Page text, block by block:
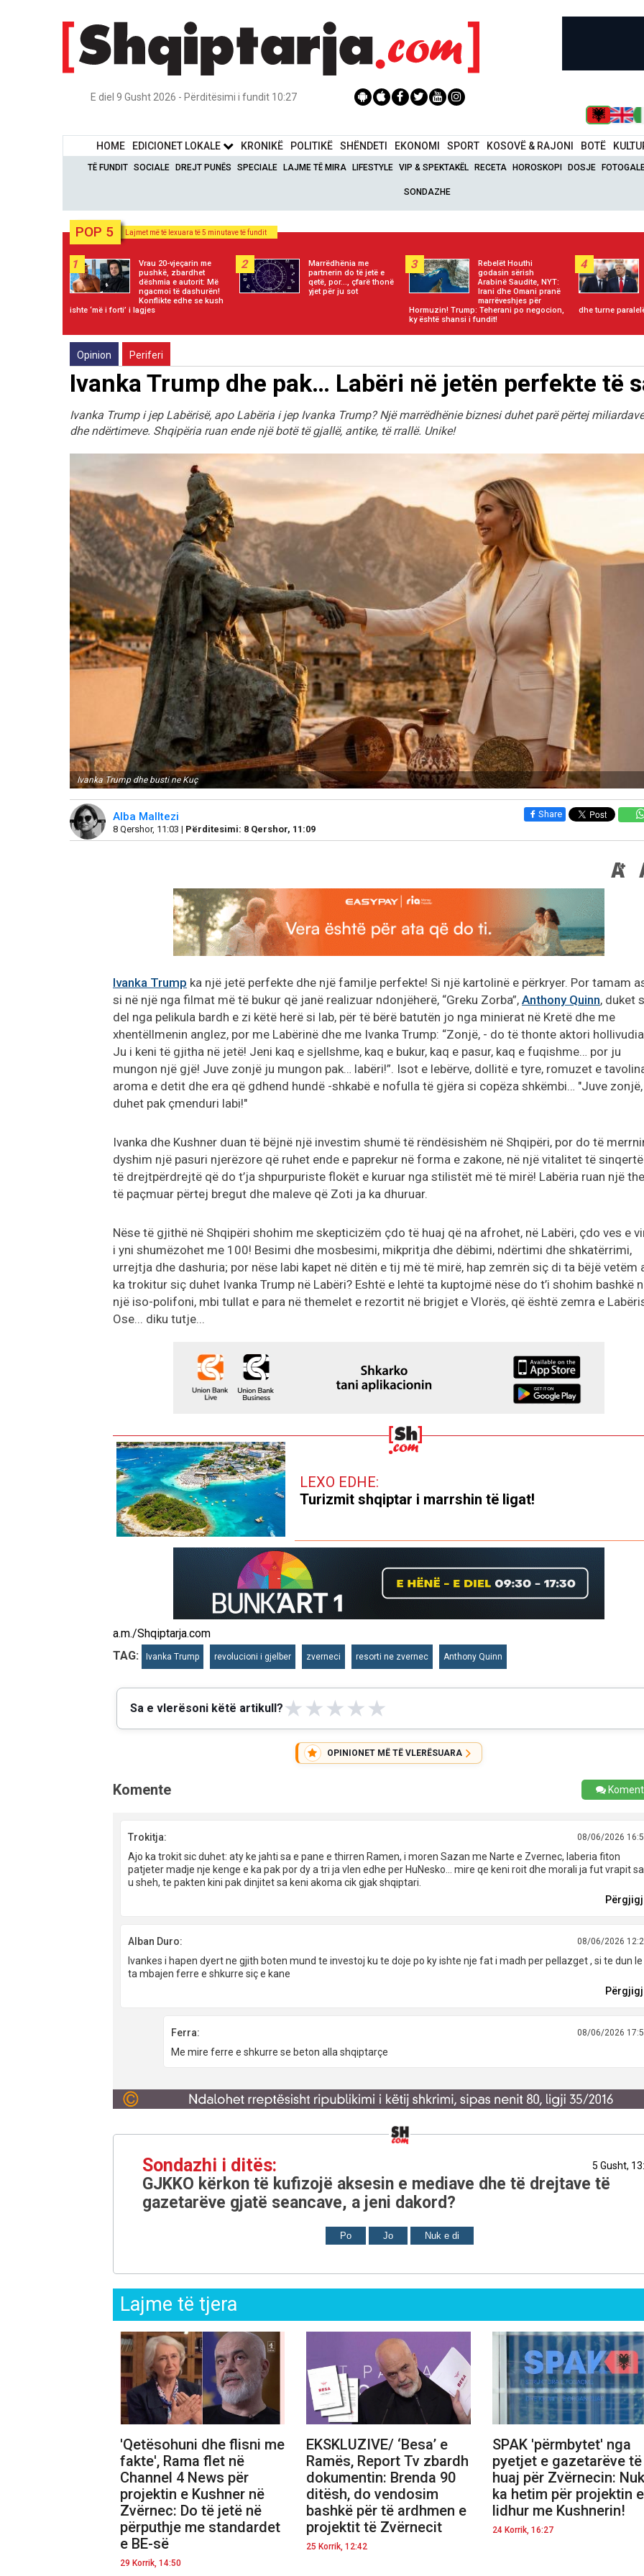
E diel 9 Gusht 2026 - Përditësimi i fundit 10:27
HOME EDICIONET LOKALE KRONIKË POLITIKË SHËNDETI EKONOMI SPORT KOSOVË & RAJONI BOTË
TË FUNDIT SOCIALE DREJT PUNËS SPECIALE LAJME TË MIRA LIFESTYLE VIP & SPEKTAKËL RECETA HOROSKOPI DOSJE
SONDAZHE
POP 5 Lajmet më të lexuara të 5 minutave të fundit
1
Vrau 20-vjeçarin me
pushkë, zbardhet
dëshmia e autorit: Më
ngacmoi të dashurën!
Konflikte edhe se kush
ishte ‘më i forti’ i lagjes
2
Marrëdhënia me
partnerin do të jetë e
qetë, por..., çfarë thonë
yjet për ju sot
3
Rebelët Houthi
godasin sërish
Arabinë Saudite, NYT:
Irani dhe Omani pranë
marrëveshjes për
Hormuzin! Trump: Teherani po negocion,
ky është shansi i fundit!
4
dhe turne
Opinion Periferi
Ivanka Trump dhe pak… Labëri në jetën perfekte të
Ivanka Trump i jep Labërisë, apo Labëria i jep Ivanka Trump? Një marrëdhënie biznesi duhet parë përtej miliardave
dhe ndërtimeve. Shqipëria ruan ende një botë të gjallë, antike, të rrallë. Unike!
Ivanka Trump dhe busti ne Kuç
Alba Malltezi
8 Qershor, 11:03 | Përditesimi: 8 Qershor, 11:09
Share
Ivanka Trump ka një jetë perfekte dhe një familje perfekte! Si një kartolinë e përkryer. Por tamam
si në një nga filmat më të bukur që janë realizuar ndonjëherë, “Greku Zorba”, Anthony Quinn, duket
del nga pelikula bardh e zi këtë herë si lab, për të bërë batutën jo nga minierat në Kretë dhe me
xhentëllmenin anglez, por me Labërinë dhe me Ivanka Trump: “Zonjë, - do të thonte aktori
Ju i keni të gjitha në jetë! Jeni kaq e sjellshme, kaq e bukur, kaq e pasur, kaq e fuqishme… por ju
mungon një gjë! Juve zonjë ju mungon pak… labëri!”. Isot e lebërve, dollitë e tyre, romuzet e
aroma e detit dhe era që gdhend hundë -shkabë e nofulla të gjëra si copëza shkëmbi… "Juve
duhet pak çmenduri labi!"
Ivanka dhe Kushner duan të bëjnë një investim shumë të rëndësishëm në Shqipëri, por do të
dyshim një pasuri njerëzore që ruhet ende e paprekur në forma e zakone, në një vitalitet të
të drejtpërdrejtë që do t’ja shpurpuriste flokët e kuruar nga stilistët më të mirë! Labëria ruan një
të paçmuar përtej bregut dhe maleve që Zoti ja ka dhuruar.
Nëse të gjithë në Shqipëri shohim me skepticizëm çdo të huaj që na afrohet, në Labëri, çdo ves e
i yni shumëzohet me 100! Besimi dhe mosbesimi, mikpritja dhe dëbimi, ndërtimi dhe shkatërrimi,
urrejtja dhe dashuria; por nëse labi kapet në ditën e tij më të mirë, hap zemrën siç di ta bëjë vetëm
ka trokitur siç duhet Ivanka Trump në Labëri? Eshtë e lehtë ta kuptojmë nëse do t’i shohim bashkë
një iso-polifoni, mbi tullat e para në themelet e rezortit në brigjet e Vlorës, që është zemra e
Ose... diku tutje...
LEXO EDHE:
Turizmit shqiptar i marrshin të ligat!
a.m./Shqiptarja.com
TAG:
Ivanka Trump revolucioni i gjelber zverneci resorti ne zvernec Anthony Quinn
Sa e vlerësoni këtë artikull? ★★★★★
OPINIONET MË TË VLERËSUARA
Komente
Trokitja: 08/06/2026
Ajo ka trokit sic duhet: aty ke jahti sa e pane e thirren Ramen, i moren Sazan me Narte e Zvernec, laberia fiton
patjeter madje nje kenge e ka pak por dy a tri ja vlen edhe per HuNesko… mire qe keni roit dhe morali ja fut vrapit sa
u sheh, te pakten kini pak dinjitet sa keni akoma cik gjak shqiptari.
Alban Duro: 08/06/2026
Ivankes i hapen dyert ne gjith boten mund te investoj ku te doje po ky ishte nje fat i madh per pellazget , si te dun le
ta mbajen ferre e shkurre siç e kane
Ferra: 08/06/2026
Me mire ferre e shkurre se beton alla shqiptarçe
Sondazhi i ditës: 5 Gusht,
GJKKO kërkon të kufizojë aksesin e mediave dhe të drejtave të
gazetarëve gjatë seancave, a jeni dakord?
Po Jo Nuk e di
Lajme të tjera
'Qetësohuni dhe flisni me
fakte', Rama flet në
Channel 4 News për
projektin e Kushner në
Zvërnec: Do të jetë në
përputhje me standardet
e BE-së
29 Korrik, 14:50
EKSKLUZIVE/ ‘Besa’ e
Ramës, Report Tv zbardh
dokumentin: Brenda 90
ditësh, do vendosim
bashkë për të ardhmen e
projektit të Zvërnecit
25 Korrik, 12:42
SPAK 'përmbytet' nga
pyetjet e gazetarëve të
huaj për Zvërnecin: Nuk
ka hetim për projektin e
lidhur me Kushnerin!
24 Korrik, 16:27